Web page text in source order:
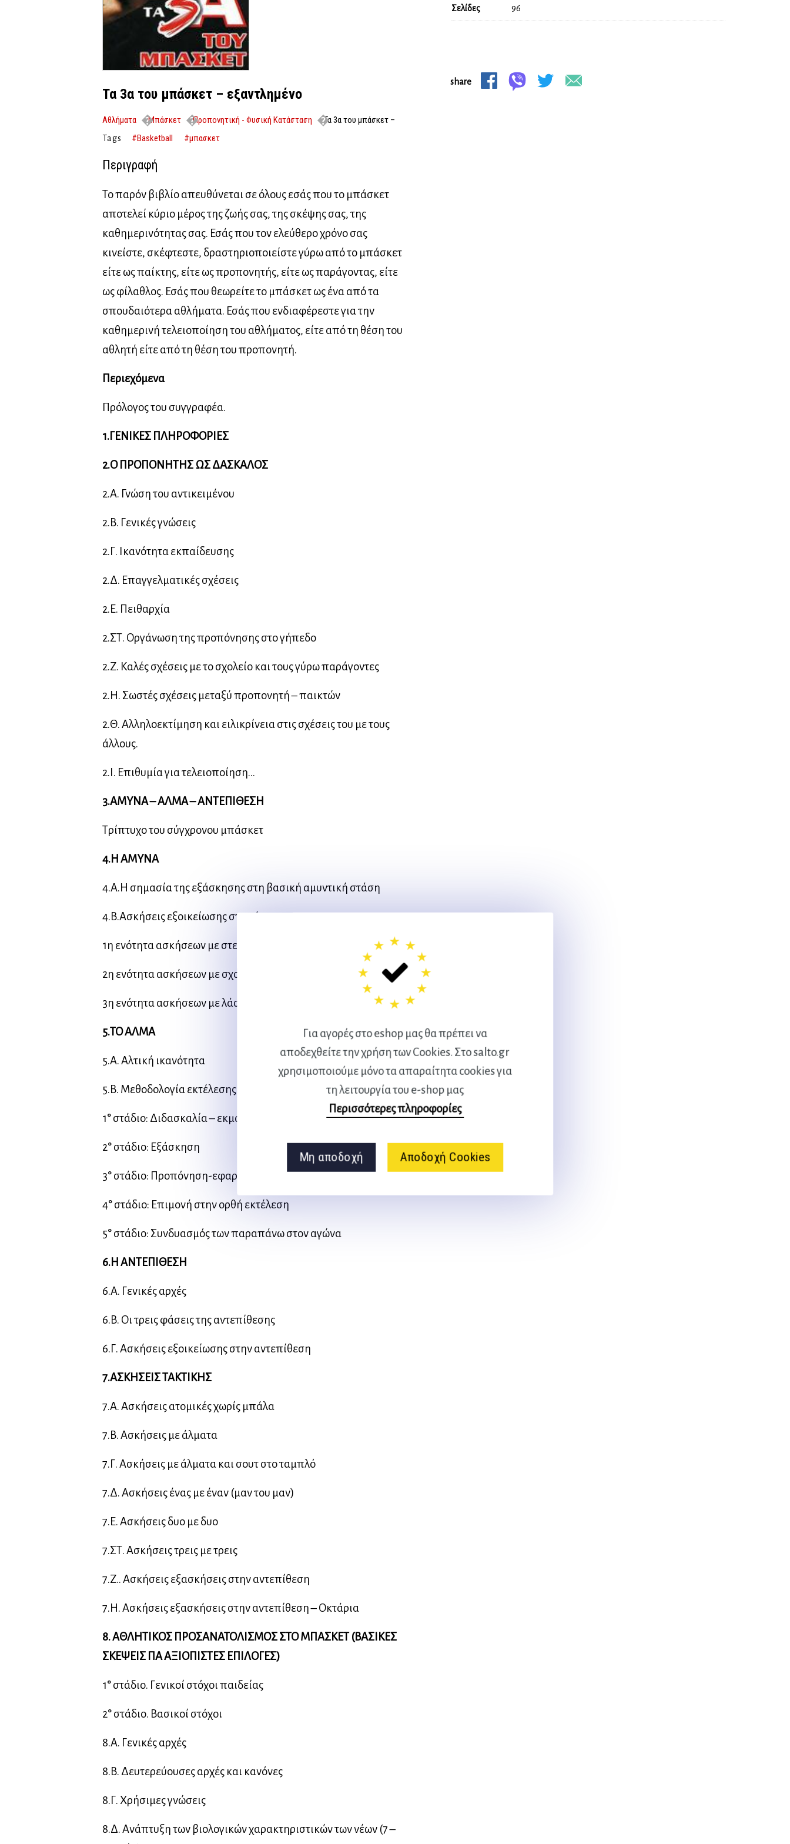
Για αγορές στο eshop μας θα πρέπει να
αποδεχθείτε την χρήση των Cookies. Στο salto.gr
χρησιμοποιούμε μόνο τα απαραίτητα cookies για
τη λειτουργία του e-shop μας
Περισσότερες πληροφορίες
Μη αποδοχή Αποδοχή Cookies
Σελίδες 96
share
Τα 3α του μπάσκετ – εξαντλημένο
Αθλήματα Μπάσκετ Προπονητική - Φυσική Κατάσταση
Τα 3α του μπάσκετ –
εξαντλημένο
Tags #Basketball #μπασκετ
Περιγραφή
Το παρόν βιβλίο απευθύνεται σε όλους εσάς που το μπάσκετ
αποτελεί κύριο μέρος της ζωής σας, της σκέψης σας, της
καθημερινότητας σας. Εσάς που τον ελεύθερο χρόνο σας
κινείστε, σκέφτεστε, δραστηριοποιείστε γύρω από το μπάσκετ
είτε ως παίκτης, είτε ως προπονητής, είτε ως παράγοντας, είτε
ως φίλαθλος. Εσάς που θεωρείτε το μπάσκετ ως ένα από τα
σπουδαιότερα αθλήματα. Εσάς που ενδιαφέρεστε για την
καθημερινή τελειοποίηση του αθλήματος, είτε από τη θέση του
αθλητή είτε από τη θέση του προπονητή.
Περιεχόμενα
Πρόλογος του συγγραφέα.
1.ΓΕΝΙΚΕΣ ΠΛΗΡΟΦΟΡΙΕΣ
2.Ο ΠΡΟΠΟΝΗΤΗΣ ΩΣ ΔΑΣΚΑΛΟΣ
2.Α. Γνώση του αντικειμένου
2.Β. Γενικές γνώσεις
2.Γ. Ικανότητα εκπαίδευσης
2.Δ. Επαγγελματικές σχέσεις
2.Ε. Πειθαρχία
2.ΣΤ. Οργάνωση της προπόνησης στο γήπεδο
2.Ζ. Καλές σχέσεις με το σχολείο και τους γύρω παράγοντες
2.Η. Σωστές σχέσεις μεταξύ προπονητή – παικτών
2.Θ. Αλληλοεκτίμηση και ειλικρίνεια στις σχέσεις του με τους
άλλους.
2.Ι. Επιθυμία για τελειοποίηση…
3.ΑΜΥΝΑ – ΑΛΜΑ – ΑΝΤΕΠΙΘΕΣΗ
Τρίπτυχο του σύγχρονου μπάσκετ
4.Η ΑΜΥΝΑ
4.Α.Η σημασία της εξάσκησης στη βασική αμυντική στάση
4.Β.Ασκήσεις εξοικείωσης στην άμυνα
1η ενότητα ασκήσεων με στεφάνι και μπάλα
2η ενότητα ασκήσεων με σχοινί και μπάλα
3η ενότητα ασκήσεων με λάστιχο
5.ΤΟ ΑΛΜΑ
5.Α. Αλτική ικανότητα
5.Β. Μεθοδολογία εκτέλεσης αλμάτων
1° στάδιο: Διδασκαλία – εκμάθηση
2° στάδιο: Εξάσκηση
3° στάδιο: Προπόνηση-εφαρμογή
4° στάδιο: Επιμονή στην ορθή εκτέλεση
5° στάδιο: Συνδυασμός των παραπάνω στον αγώνα
6.Η ΑΝΤΕΠΙΘΕΣΗ
6.Α. Γενικές αρχές
6.Β. Οι τρεις φάσεις της αντεπίθεσης
6.Γ. Ασκήσεις εξοικείωσης στην αντεπίθεση
7.ΑΣΚΗΣΕΙΣ ΤΑΚΤΙΚΗΣ
7.Α. Ασκήσεις ατομικές χωρίς μπάλα
7.Β. Ασκήσεις με άλματα
7.Γ. Ασκήσεις με άλματα και σουτ στο ταμπλό
7.Δ. Ασκήσεις ένας με έναν (μαν του μαν)
7.Ε. Ασκήσεις δυο με δυο
7.ΣΤ. Ασκήσεις τρεις με τρεις
7.Ζ.. Ασκήσεις εξασκήσεις στην αντεπίθεση
7.Η. Ασκήσεις εξασκήσεις στην αντεπίθεση – Οκτάρια
8. ΑΘΛΗΤΙΚΟΣ ΠΡΟΣΑΝΑΤΟΛΙΣΜΟΣ ΣΤΟ ΜΠΑΣΚΕΤ (ΒΑΣΙΚΕΣ
ΣΚΕΨΕΙΣ ΠΑ ΑΞΙΟΠΙΣΤΕΣ ΕΠΙΛΟΓΕΣ)
1° στάδιο. Γενικοί στόχοι παιδείας
2° στάδιο. Βασικοί στόχοι
8.Α. Γενικές αρχές
8.Β. Δευτερεύουσες αρχές και κανόνες
8.Γ. Χρήσιμες γνώσεις
8.Δ. Ανάπτυξη των βιολογικών χαρακτηριστικών των νέων (7 –